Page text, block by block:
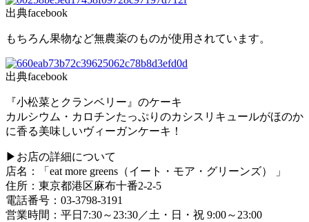
出典facebook
もちろん果物など無農薬のものが使用されています。
出典facebook
『小松菜とクランベリー』のケーキ
カルシウム・カロチンたっぷりのカシスリキュールがほのか
に香る美味しいヴィーガンケーキ！
▶お店の詳細について
店名：「eat more greens（イート・モア・グリーンズ） 」
住所：東京都港区麻布十番2-2-5
電話番号：03-3798-3191
営業時間：平日7:30～23:30／土・日・祝 9:00～23:00